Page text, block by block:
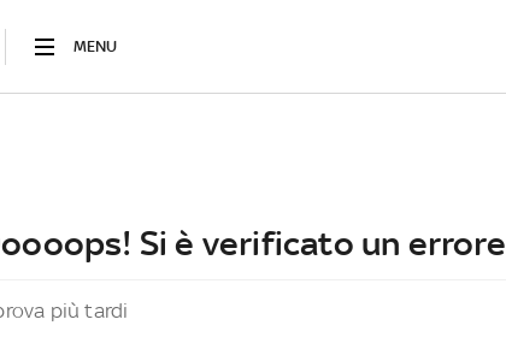
MENU
Si è verificato un errore
più tardi